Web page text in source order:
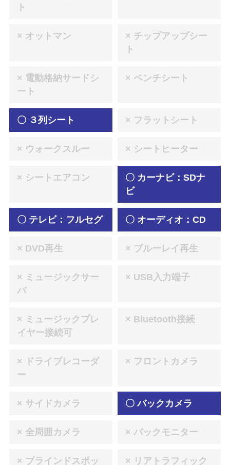
ト
× オットマン
× チップアップシー
ト
× 電動格納サードシ
ート
× ベンチシート
〇 ３列シート × フラットシート
× ウォークスルー × シートヒーター
× シートエアコン
〇 カーナビ：SDナ
ビ
〇 テレビ：フルセグ 〇 オーディオ：CD
× DVD再生 × ブルーレイ再生
× ミュージックサー
バ
× USB入力端子
× ミュージックプレ
イヤー接続可
× Bluetooth接続
× ドライブレコーダ
ー
× フロントカメラ
× サイドカメラ 〇 バックカメラ
× 全周囲カメラ × バックモニター
× ブラインドスポッ × リアトラフィック